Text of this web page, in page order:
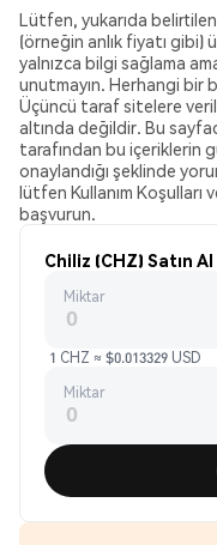
Lütfen, yukarıda
(örneğin anlık fiyatı gibi)
yalnızca bilgi sağlama
unutmayın. Herhangi bir
Üçüncü taraf sitelere
altında değildir. Bu
tarafından bu içeriklerin
onaylandığı şeklinde
lütfen Kullanım Koşulları
başvurun.
Chiliz (CHZ) Satın Al
Miktar
1 CHZ ≈ $0.013329 USD
Miktar